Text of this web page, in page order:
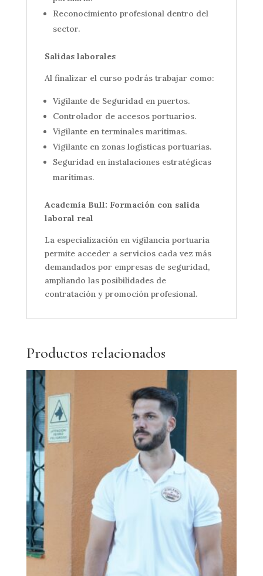
Reconocimiento profesional dentro del
sector.
Salidas laborales
Al finalizar el curso podrás trabajar como:
Vigilante de Seguridad en puertos.
Controlador de accesos portuarios.
Vigilante en terminales marítimas.
Vigilante en zonas logísticas portuarias.
Seguridad en instalaciones estratégicas
marítimas.
Academia Bull: Formación con salida
laboral real
La especialización en vigilancia portuaria
permite acceder a servicios cada vez más
demandados por empresas de seguridad,
ampliando las posibilidades de
contratación y promoción profesional.
Productos relacionados